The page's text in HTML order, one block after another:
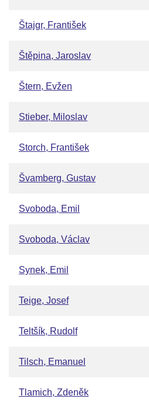
Štajgr, František
Štěpina, Jaroslav
Štern, Evžen
Stieber, Miloslav
Storch, František
Švamberg, Gustav
Svoboda, Emil
Svoboda, Václav
Synek, Emil
Teige, Josef
Teltšík, Rudolf
Tilsch, Emanuel
Tlamich, Zdeněk